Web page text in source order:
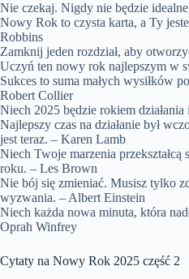
Nie czekaj. Nigdy nie będzie
Nowy Rok to czysta karta, a Ty
Robbins
Zamknij jeden rozdział, aby
Uczyń ten nowy rok najlepszym w
Sukces to suma małych wysiłków
Robert Collier
Niech 2025 będzie rokiem
Najlepszy czas na działanie był
jest teraz. – Karen Lamb
Niech Twoje marzenia
roku. – Les Brown
Nie bój się zmieniać. Musisz tylko
wyzwania. – Albert Einstein
Niech każda nowa minuta, która
Oprah Winfrey
Cytaty na Nowy Rok 2025 część 2